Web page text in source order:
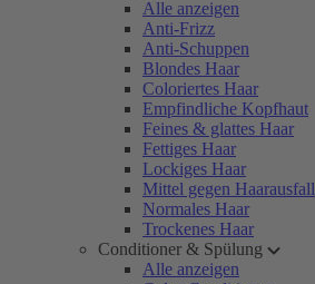
Alle anzeigen
Anti-Frizz
Anti-Schuppen
Blondes Haar
Coloriertes Haar
Empfindliche Kopfhaut
Feines & glattes Haar
Fettiges Haar
Lockiges Haar
Mittel gegen Haarausfall
Normales Haar
Trockenes Haar
Conditioner & Spülung
Alle anzeigen